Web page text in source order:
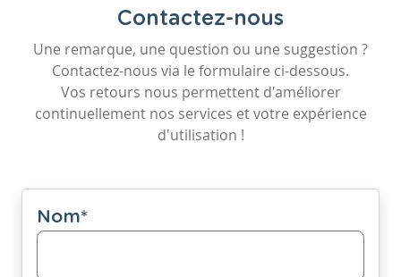
Contactez-nous
Une remarque, une question ou une suggestion ?
Contactez-nous via le formulaire ci-dessous.
Vos retours nous permettent d'améliorer
continuellement nos services et votre expérience
d'utilisation !
Nom*